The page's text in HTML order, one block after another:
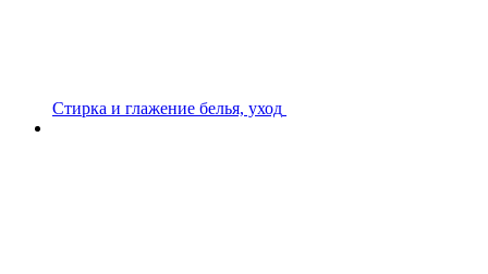
Стирка и глажение белья, уход